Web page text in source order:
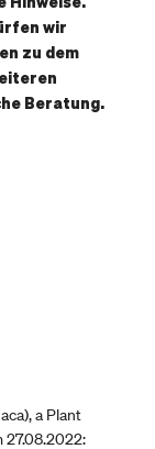
wir
zu dem
Beratung.
a Plant
27.08.2022: